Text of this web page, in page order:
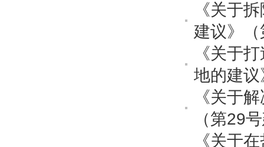
《关于
建议》
《关于
地的建
《关于
（第29
《关于